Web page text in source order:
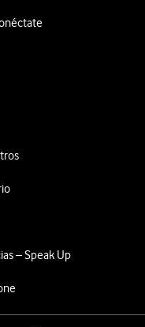
– Speak Up